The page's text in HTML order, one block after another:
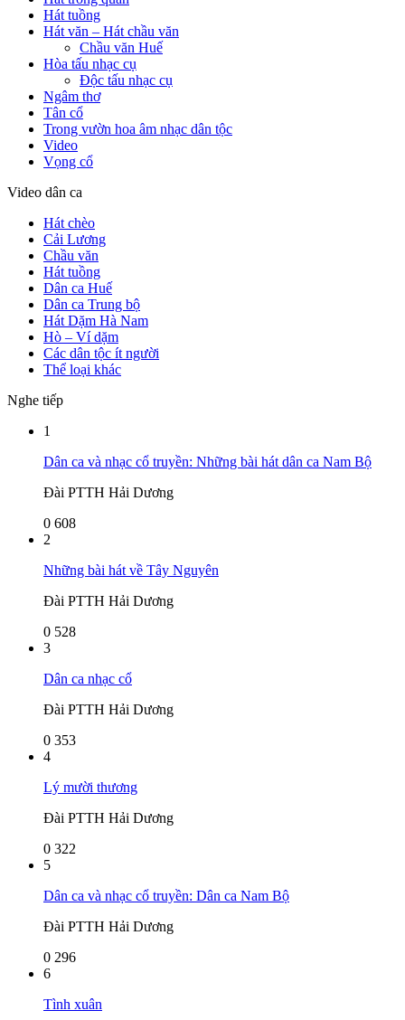
Hát tuồng
Hát văn – Hát chầu văn
Chầu văn Huế
Hòa tấu nhạc cụ
Độc tấu nhạc cụ
Ngâm thơ
Tân cổ
Trong vườn hoa âm nhạc dân tộc
Video
Vọng cổ
Video dân ca
Hát chèo
Cải Lương
Chầu văn
Hát tuồng
Dân ca Huế
Dân ca Trung bộ
Hát Dặm Hà Nam
Hò – Ví dặm
Các dân tộc ít người
Thể loại khác
Nghe tiếp
1
Dân ca và nhạc cổ truyền: Những bài hát dân ca Nam Bộ
Đài PTTH Hải Dương
0 608
2
Những bài hát về Tây Nguyên
Đài PTTH Hải Dương
0 528
3
Dân ca nhạc cổ
Đài PTTH Hải Dương
0 353
4
Lý mười thương
Đài PTTH Hải Dương
0 322
5
Dân ca và nhạc cổ truyền: Dân ca Nam Bộ
Đài PTTH Hải Dương
0 296
6
Tình xuân